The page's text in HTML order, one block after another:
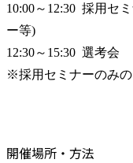
10:00～12:30  採用セ
ー等)
12:30～15:30  選考会
※採用セミナーのみの
開催場所・方法